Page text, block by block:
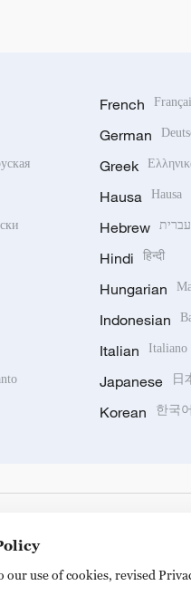
French
German
Greek
Hausa Hausa
Hebrew עברית
Hindi हिन्दी
Hungarian
Indonesian
Italian Italiano
Japanese 日
Korean 한국어
use of cookies, revised